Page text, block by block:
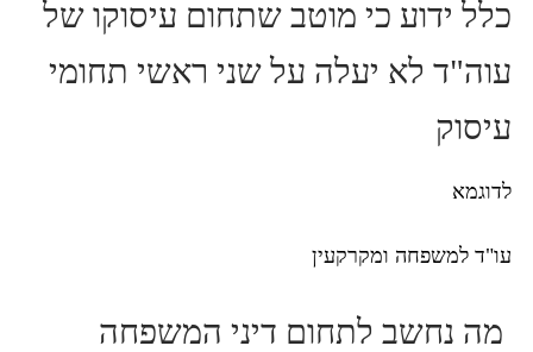
כלל ידוע כי מוטב שתחום עיסוקו של
עוה"ד לא יעלה על שני ראשי תחומי
עיסוק
לדוגמא
עו"ד למשפחה ומקרקעין
מה נחשב לתחום דיני המשפחה